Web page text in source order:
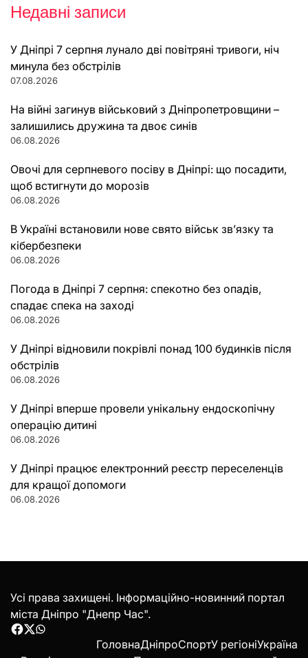
Недавні записи
У Дніпрі 7 серпня лунало дві повітряні тривоги, ніч
минула без обстрілів
07.08.2026
На війні загинув військовий з Дніпропетровщини –
залишились дружина та двоє синів
06.08.2026
Овочі для серпневого посіву в Дніпрі: що посадити,
щоб встигнути до морозів
06.08.2026
В Україні встановили нове свято військ зв’язку та
кібербезпеки
06.08.2026
Погода в Дніпрі 7 серпня: спекотно без опадів,
спадає спека на заході
06.08.2026
У Дніпрі відновили покрівлі понад 100 будинків після
обстрілів
06.08.2026
У Дніпрі вперше провели унікальну ендоскопічну
операцію дитині
06.08.2026
У Дніпрі працює електронний реєстр переселенців
для кращої допомоги
06.08.2026
Усі права захищені. Інформаційно-новинний портал
міста Дніпро "Днепр Час".
Facebook
Twitter
WhatsApp
ГоловнаДніпроСпортУ регіоніУкраїна